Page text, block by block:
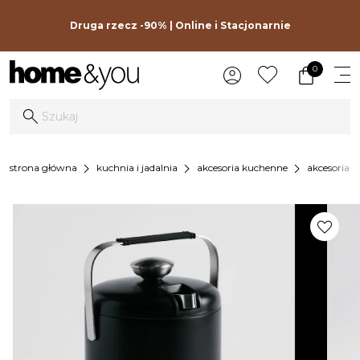
Druga rzecz -90% | Online i Stacjonarnie
0
strona główna chevron_right kuchnia i jadalnia chevron_right akcesoria kuchenne chevron_right akcesoria
favorite